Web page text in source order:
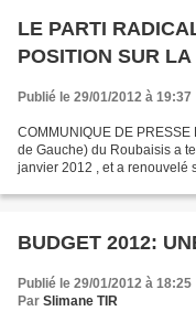
LE PARTI
POSITION SUR LA
Publié le 29/01/2012 à 19:37
COMMUNIQUE DE
de Gauche) du Roubaisis a
janvier 2012 , et a renouvelé
BUDGET 2012:
Publié le 29/01/2012 à 18:25
Par Slimane TIR